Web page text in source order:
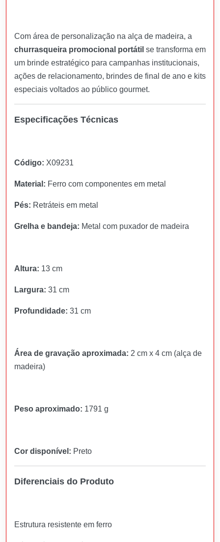
Com área de personalização na alça de madeira, a
churrasqueira promocional portátil se transforma em
um brinde estratégico para campanhas institucionais,
ações de relacionamento, brindes de final de ano e kits
especiais voltados ao público gourmet.
Especificações Técnicas
Código: X09231
Material: Ferro com componentes em metal
Pés: Retráteis em metal
Grelha e bandeja: Metal com puxador de madeira
Altura: 13 cm
Largura: 31 cm
Profundidade: 31 cm
Área de gravação aproximada: 2 cm x 4 cm (alça de
madeira)
Peso aproximado: 1791 g
Cor disponível: Preto
Diferenciais do Produto
Estrutura resistente em ferro